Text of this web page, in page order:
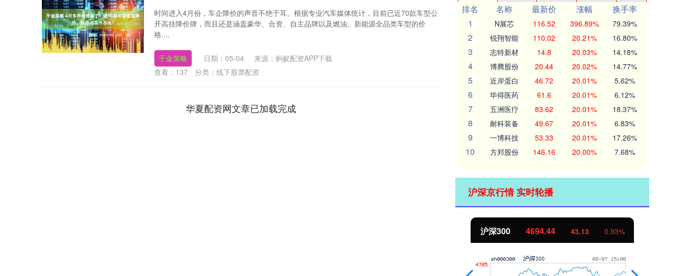
时间进入4月份，车企降价的声音不绝于耳。根据专业汽车媒体统计，目前已近70款车型公
开高挂降价牌，而且还是涵盖豪华、合资、自主品牌以及燃油、新能源全品类车型的价
格....
千金策略 日期：05-04
来源：蚂蚁配资APP下载
查看： 137 分类： 线下股票配资
华夏配资网文章已加载完成
排名
名称 最新价 涨幅
换手率
1
N展芯 116.52 396.89% 79.39%
2 锐翔智能 110.02 20.21% 16.80%
3 志特新材 14.8 20.03% 14.18%
4 博腾股份 20.44 20.02% 14.77%
5 近岸蛋白 46.72 20.01% 5.62%
6 毕得医药 61.6 20.01% 6.12%
7 五洲医疗 83.62 20.01% 18.37%
8 耐科装备 49.67 20.01% 6.83%
9 一博科技 53.33 20.01% 17.26%
10 方邦股份 146.16 20.00% 7.68%
沪深京行情 实时轮播
沪深300 4694.44 43.13 0.93%